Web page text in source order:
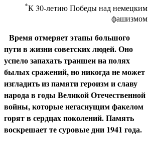
*К 30-летию Победы над немецким
фашизмом
Время отмеряет этапы большого
пути в жизни советских людей. Оно
успело запахать траншеи на полях
былых сражений, но никогда не может
изгладить из памяти героизм и славу
народа в годы Великой Отечественной
войны, которые негаснущим факелом
горят в сердцах поколений. Память
воскрешает те суровые дни 1941 года.